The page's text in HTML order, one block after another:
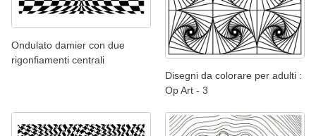
Ondulato damier con due
rigonfiamenti centrali
Disegni da colorare per adulti :
Op Art - 3